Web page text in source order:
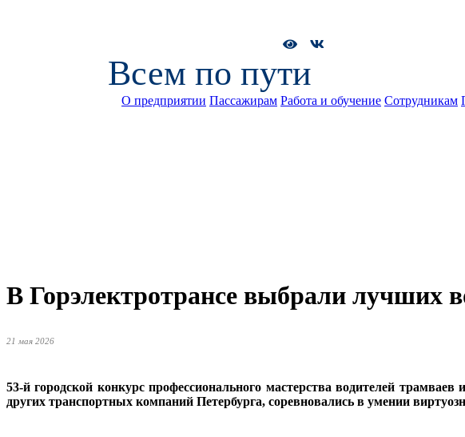
Всем по пути
О предприятии Пассажирам Работа и обучение Сотрудникам
В Горэлектротрансе выбрали лучших
21 мая 2026
53-й городской конкурс профессионального мастерства водителей трамваев
других транспортных компаний Петербурга, соревновались в умении